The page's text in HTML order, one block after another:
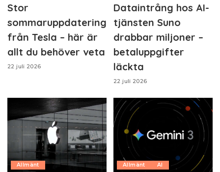
Stor
sommaruppdatering
från Tesla – här är
allt du behöver veta
22 juli 2026
Dataintrång hos AI-
tjänsten Suno
drabbar miljoner –
betaluppgifter
läckta
22 juli 2026
Allmänt Allmänt AI